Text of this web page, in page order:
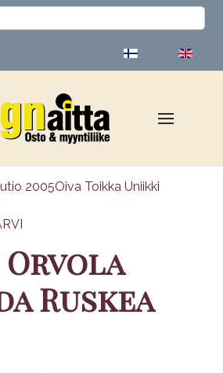
2005Oiva Toikka Uniikki
Orvola
Ruskea